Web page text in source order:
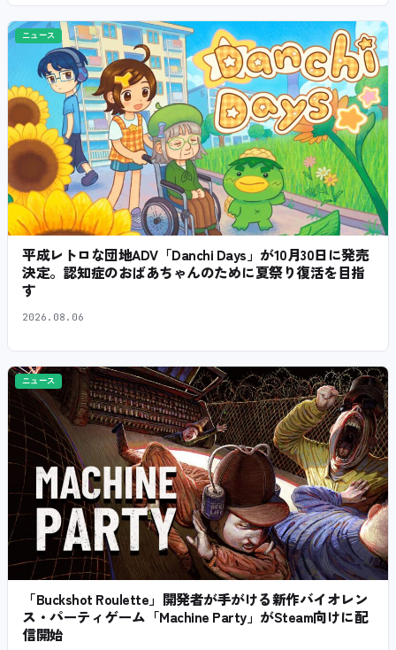
ニュース
平成レトロな団地ADV「Danchi Days」が10月30日に発売
決定。認知症のおばあちゃんのために夏祭り復活を目指
す
2026.08.06
ニュース
「Buckshot Roulette」開発者が手がける新作バイオレン
ス・パーティゲーム「Machine Party」がSteam向けに配
信開始